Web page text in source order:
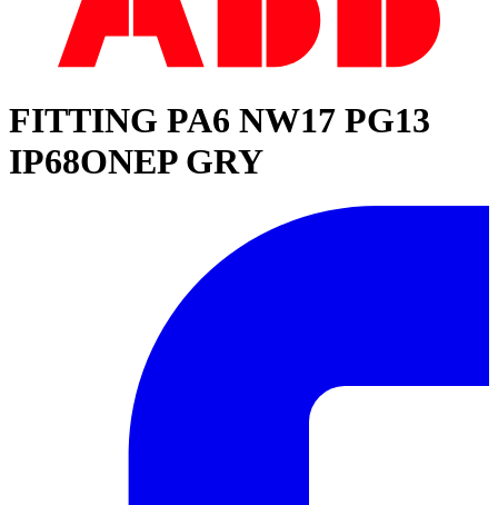
FITTING PA6 NW17 PG13
IP68ONEP GRY